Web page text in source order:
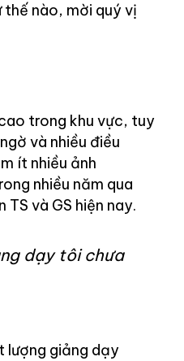
nào, mời quý vị
trong khu vực, tuy
và nhiều điều
ít nhiều ảnh
nhiều năm qua
và GS hiện nay.
dạy tôi chưa
lượng giảng dạy